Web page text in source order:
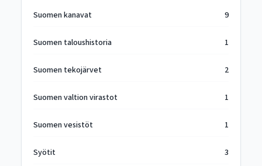
Suomen kanavat 9
Suomen taloushistoria 1
Suomen tekojärvet 2
Suomen valtion virastot 1
Suomen vesistöt 1
Syötit 3